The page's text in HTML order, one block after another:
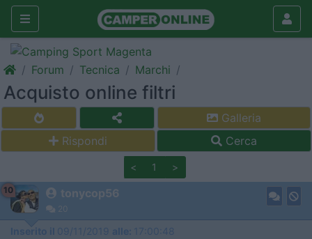
Forum Tecnica Marchi
Acquisto online filtri
Galleria
Rispondi
Cerca
< 1 >
10 tonycop56
20
Inserito il 09/11/2019 alle: 17:00:48